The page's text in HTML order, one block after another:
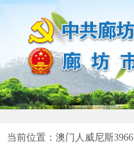
当前位置： 澳门人威尼斯3966